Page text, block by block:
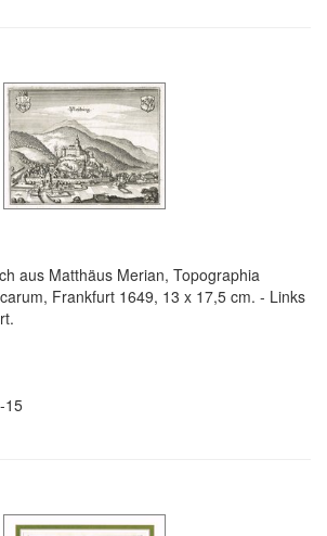
aus Matthäus Merian, Topographia
Frankfurt 1649, 13 x 17,5 cm. - Links
15